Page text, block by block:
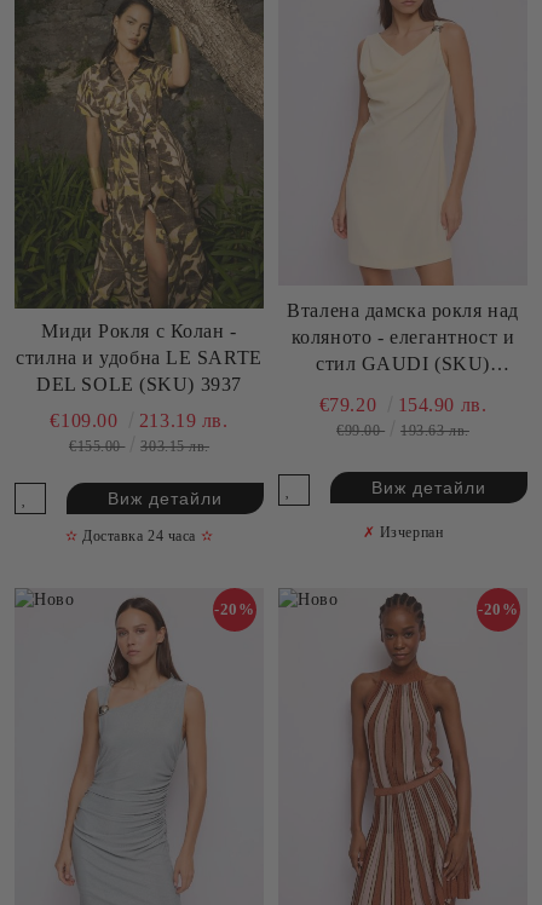
Миди Рокля с Колан -
стилна и удобна LE SARTE
DEL SOLE (SKU) 3937
€109.00
213.19 лв.
€155.00 303.15 лв.
Виж детайли
✫ Доставка 24 часа ✫
Вталена дамска рокля над
коляното - елегантност и
стил GAUDI (SKU)
€79.20 154.90 лв.
€99.00 193.63 лв.
Виж детайли
✗ Изчерпан
-20% -20%